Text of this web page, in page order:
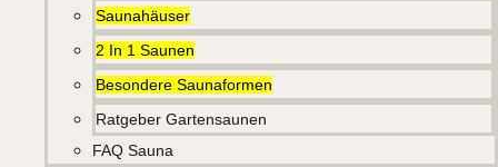
Saunahäuser
2 In 1 Saunen
Besondere Saunaformen
Ratgeber Gartensaunen
FAQ Sauna